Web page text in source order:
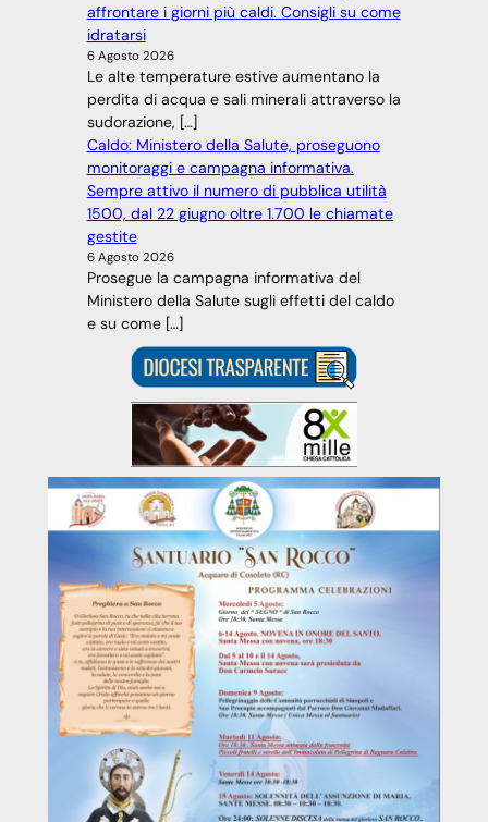
affrontare i giorni più caldi. Consigli su come
idratarsi
6 Agosto 2026
Le alte temperature estive aumentano la
perdita di acqua e sali minerali attraverso la
sudorazione, […]
Caldo: Ministero della Salute, proseguono
monitoraggi e campagna informativa.
Sempre attivo il numero di pubblica utilità
1500, dal 22 giugno oltre 1.700 le chiamate
gestite
6 Agosto 2026
Prosegue la campagna informativa del
Ministero della Salute sugli effetti del caldo
e su come […]